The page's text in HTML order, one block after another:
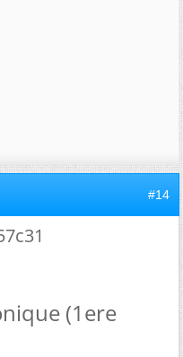
#14
(1ere